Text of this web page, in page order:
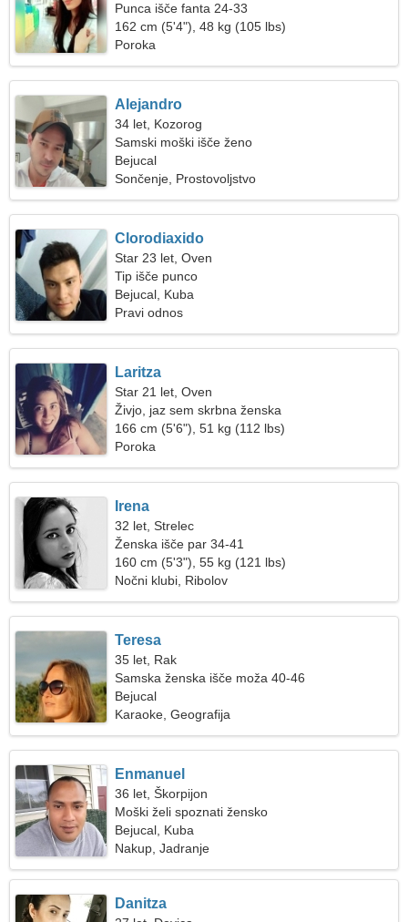
Punca išče fanta 24-33
162 cm (5'4"), 48 kg (105 lbs)
Poroka
Alejandro
34 let, Kozorog
Samski moški išče ženo
Bejucal
Sončenje, Prostovoljstvo
Clorodiaxido
Star 23 let, Oven
Tip išče punco
Bejucal, Kuba
Pravi odnos
Laritza
Star 21 let, Oven
Živjo, jaz sem skrbna ženska
166 cm (5'6"), 51 kg (112 lbs)
Poroka
Irena
32 let, Strelec
Ženska išče par 34-41
160 cm (5'3"), 55 kg (121 lbs)
Nočni klubi, Ribolov
Teresa
35 let, Rak
Samska ženska išče moža 40-46
Bejucal
Karaoke, Geografija
Enmanuel
36 let, Škorpijon
Moški želi spoznati žensko
Bejucal, Kuba
Nakup, Jadranje
Danitza